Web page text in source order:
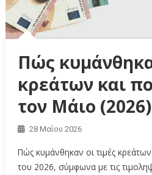
Πώς
κρεάτων και
τον Μάιο (2026)
28 Μαΐου 2026
Πώς κυμάνθηκαν οι τιμές
του 2026, σύμφωνα με τις